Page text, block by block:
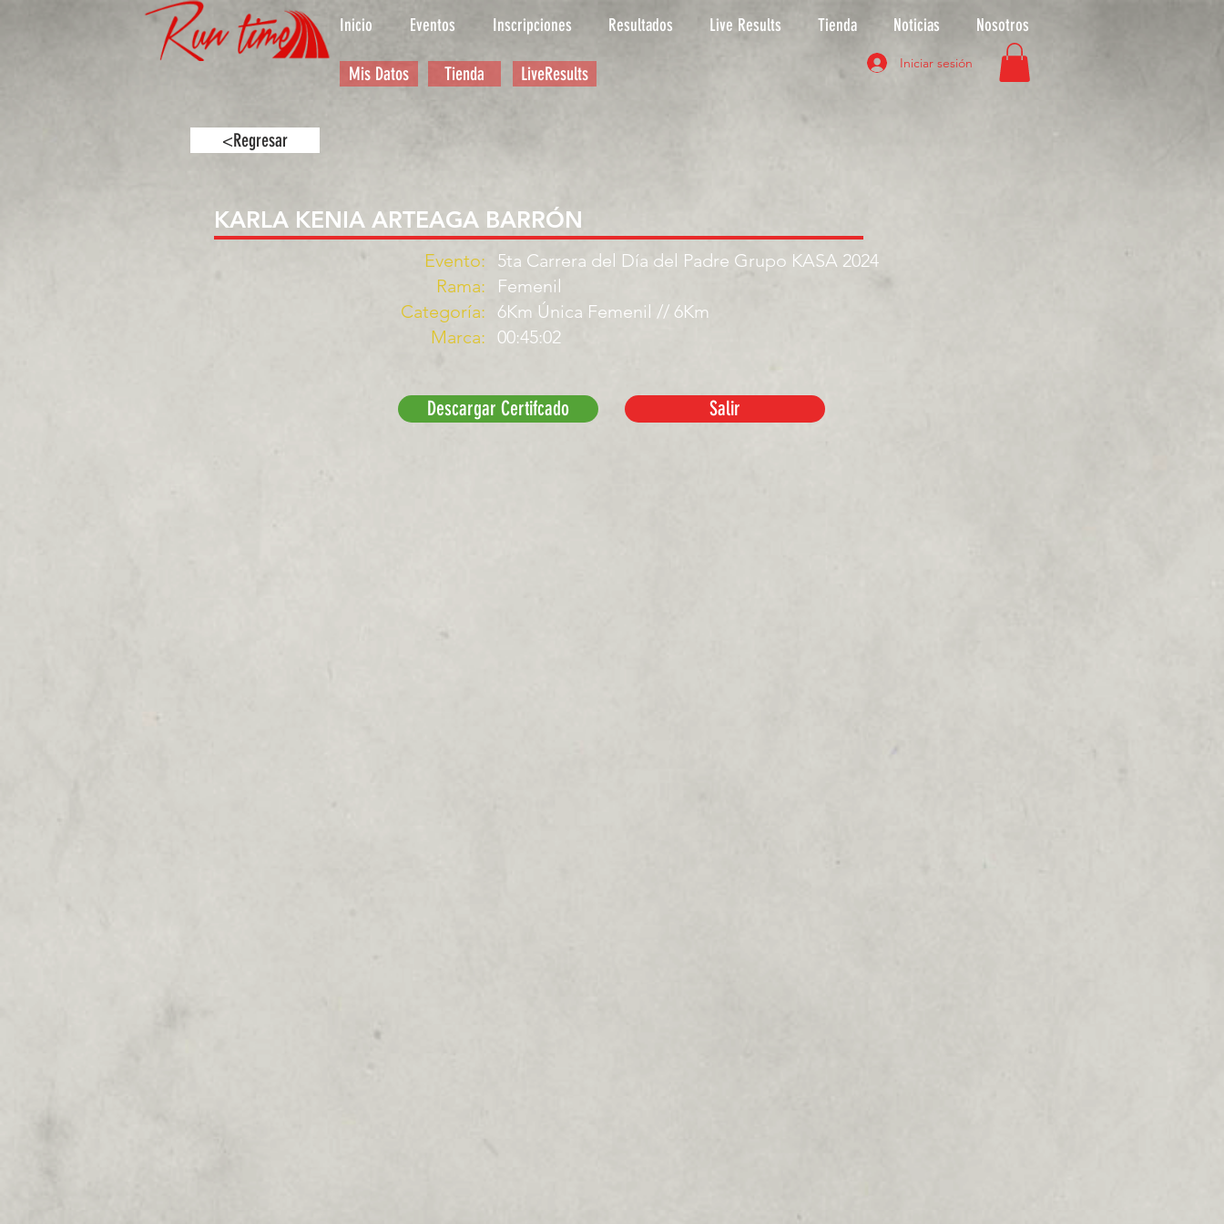
Inicio Eventos Inscripciones Resultados Live Results Tienda Noticias Nosotros
Iniciar sesión
Mis Datos Tienda LiveResults
<Regresar
KARLA KENIA ARTEAGA BARRÓN
Evento:
Rama:
Categoría:
Marca:
5ta Carrera del Día del Padre Grupo KASA 2024
Femenil
6Km Única Femenil // 6Km
00:45:02
Descargar Certifcado Salir